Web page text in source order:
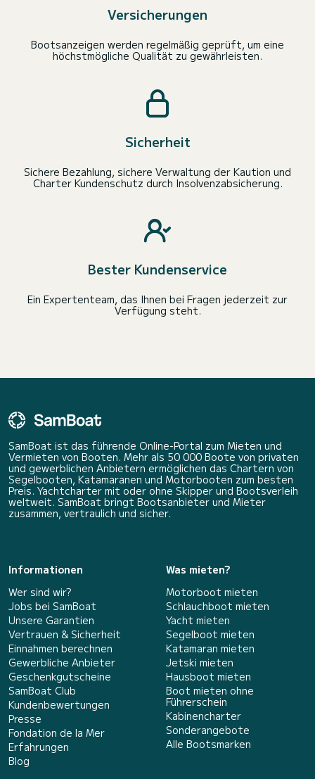
Versicherungen
Bootsanzeigen werden regelmäßig geprüft, um eine
höchstmögliche Qualität zu gewährleisten.
Sicherheit
Sichere Bezahlung, sichere Verwaltung der Kaution und
Charter Kundenschutz durch Insolvenzabsicherung.
Bester Kundenservice
Ein Expertenteam, das Ihnen bei Fragen jederzeit zur
Verfügung steht.
SamBoat ist das führende Online-Portal zum Mieten und
Vermieten von Booten. Mehr als 50 000 Boote von privaten
und gewerblichen Anbietern ermöglichen das Chartern von
Segelbooten, Katamaranen und Motorbooten zum besten
Preis. Yachtcharter mit oder ohne Skipper und Bootsverleih
weltweit. SamBoat bringt Bootsanbieter und Mieter
zusammen, vertraulich und sicher.
Informationen
Wer sind wir?
Jobs bei SamBoat
Unsere Garantien
Vertrauen & Sicherheit
Einnahmen berechnen
Gewerbliche Anbieter
Geschenkgutscheine
SamBoat Club
Kundenbewertungen
Presse
Fondation de la Mer
Erfahrungen
Blog
Was mieten?
Motorboot mieten
Schlauchboot mieten
Yacht mieten
Segelboot mieten
Katamaran mieten
Jetski mieten
Hausboot mieten
Boot mieten ohne
Führerschein
Kabinencharter
Sonderangebote
Alle Bootsmarken